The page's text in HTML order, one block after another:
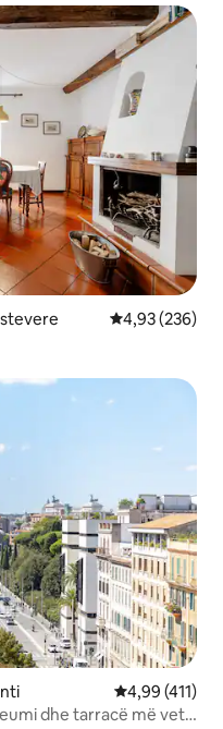
Vlerësimi
4,93 (236)
Vlerësimi
4,99 (411)
dhe tarracë më vete